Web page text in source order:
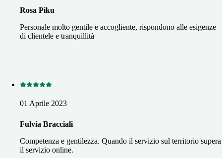
Rosa Piku
Personale molto gentile e accogliente, rispondono alle esigenze
di clientele e tranquillità
01 Aprile 2023
Fulvia Bracciali
Competenza e gentilezza. Quando il servizio sul territorio supera
il servizio online.